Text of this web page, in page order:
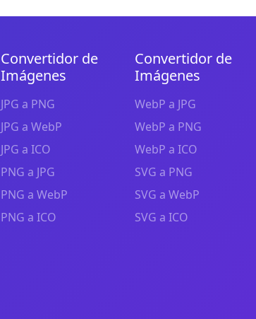
Convertidor de
Imágenes
JPG a PNG
JPG a WebP
JPG a ICO
PNG a JPG
PNG a WebP
PNG a ICO
Convertidor de
Imágenes
WebP a JPG
WebP a PNG
WebP a ICO
SVG a PNG
SVG a WebP
SVG a ICO